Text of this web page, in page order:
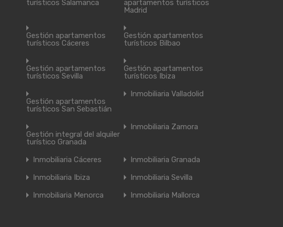
turísticos Salamanca
apartamentos turísticos
Madrid
Gestión apartamentos
turísticos Cáceres
Gestión apartamentos
turísticos Bilbao
Gestión apartamentos
turísticos Sevilla
Gestión apartamentos
turísticos Ibiza
Gestión apartamentos
turísticos San Sebastián
Inmobiliaria Valladolid
Gestión integral del alquiler
turístico Granada
Inmobiliaria Zamora
Inmobiliaria Cáceres
Inmobiliaria Granada
Inmobiliaria Ibiza
Inmobiliaria Sevilla
Inmobiliaria Menorca
Inmobiliaria Mallorca